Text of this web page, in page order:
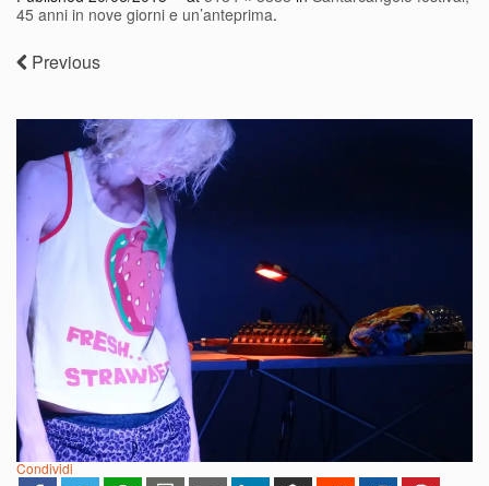
45 anni in nove giorni e un’anteprima.
Previous
Condividi